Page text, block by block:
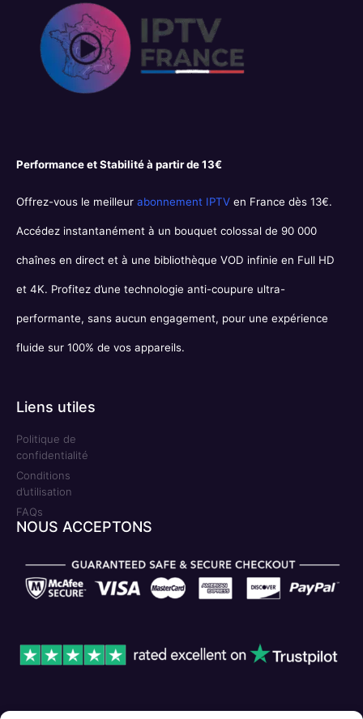
Performance et Stabilité à partir de 13€
Offrez-vous le meilleur abonnement IPTV en France dès 13€.
Accédez instantanément à un bouquet colossal de 90 000
chaînes en direct et à une bibliothèque VOD infinie en Full HD
et 4K. Profitez d’une technologie anti-coupure ultra-
performante, sans aucun engagement, pour une expérience
fluide sur 100% de vos appareils.
Liens utiles
Politique de
confidentialité
Conditions
d’utilisation
FAQs
NOUS ACCEPTONS